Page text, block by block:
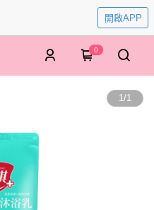
開啟APP
0
1/1